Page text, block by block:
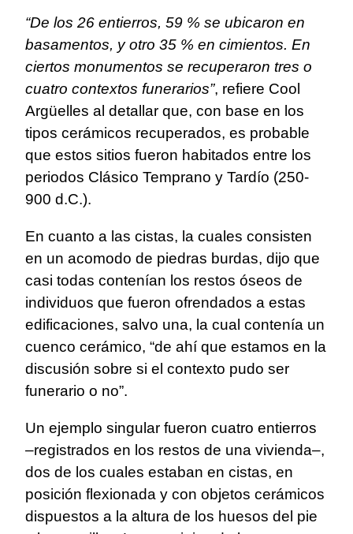
“De los 26 entierros, 59 % se ubicaron en
basamentos, y otro 35 % en cimientos. En
ciertos monumentos se recuperaron tres o
cuatro contextos funerarios”, refiere Cool
Argüelles al detallar que, con base en los
tipos cerámicos recuperados, es probable
que estos sitios fueron habitados entre los
periodos Clásico Temprano y Tardío (250-
900 d.C.).
En cuanto a las cistas, la cuales consisten
en un acomodo de piedras burdas, dijo que
casi todas contenían los restos óseos de
individuos que fueron ofrendados a estas
edificaciones, salvo una, la cual contenía un
cuenco cerámico, “de ahí que estamos en la
discusión sobre si el contexto pudo ser
funerario o no”.
Un ejemplo singular fueron cuatro entierros
–registrados en los restos de una vivienda–,
dos de los cuales estaban en cistas, en
posición flexionada y con objetos cerámicos
dispuestos a la altura de los huesos del pie